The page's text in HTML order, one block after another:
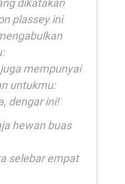
dikatakan
plassey ini
juga mempunyai
untukmu:
dengar ini!
hewan buas
selebar empat